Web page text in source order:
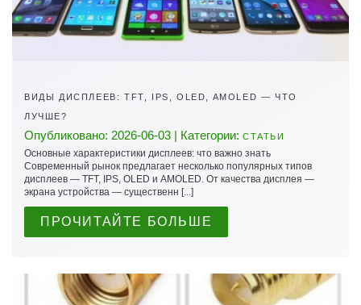
ВИДЫ ДИСПЛЕЕВ: TFT, IPS, OLED, AMOLED — ЧТО
ЛУЧШЕ?
Опубликовано: 2026-06-03 | Категории: СТАТЬИ
Основные характеристики дисплеев: что важно знать
Современный рынок предлагает несколько популярных типов
дисплеев — TFT, IPS, OLED и AMOLED. От качества дисплея —
экрана устройства — существенн [...]
ПРОЧИТАЙТЕ БОЛЬШЕ